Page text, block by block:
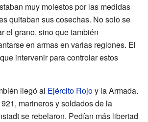
muy molestos por las medidas
quitaban sus cosechas. No solo se
el grano, sino que también
en armas en varias regiones. El
intervenir para controlar estos
llegó al Ejército Rojoy la Armada.
marineros y soldados de la
se rebelaron. Pedían más libertad